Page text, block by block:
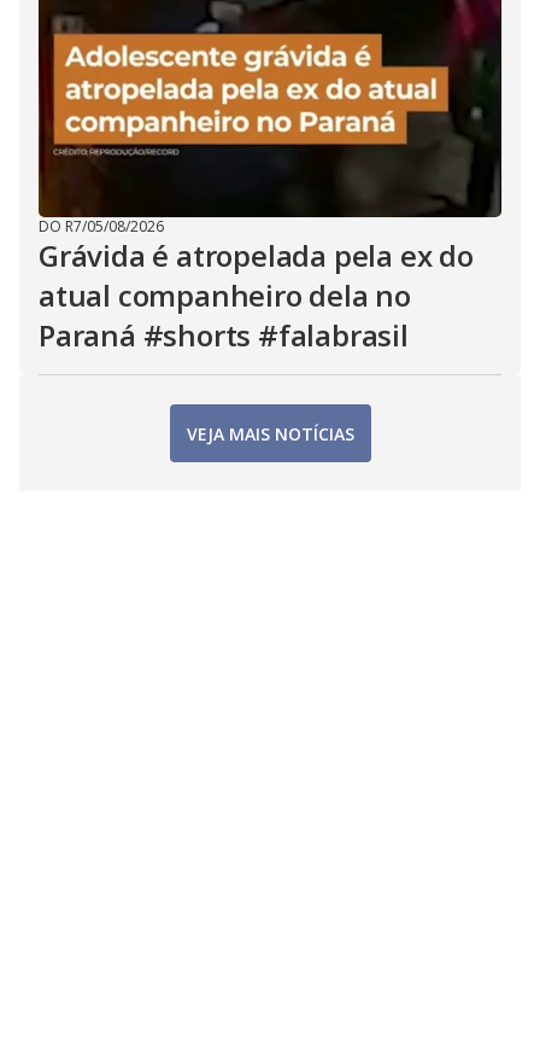
DO R7/05/08/2026
Grávida é atropelada pela ex do
atual companheiro dela no
Paraná #shorts #falabrasil
VEJA MAIS NOTÍCIAS